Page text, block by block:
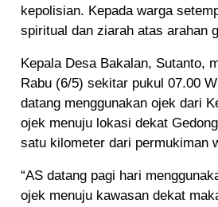
kepolisian. Kepada warga
spiritual dan ziarah atas arahan
Kepala Desa Bakalan, Sutanto,
Rabu (6/5) sekitar pukul 07.00
datang menggunakan ojek dari
ojek menuju lokasi dekat
satu kilometer dari permukiman
“AS datang pagi hari
ojek menuju kawasan dekat